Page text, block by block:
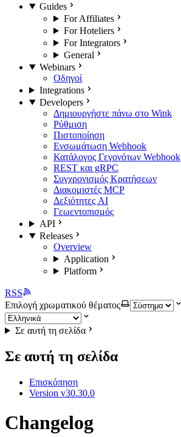
Guides
For Affiliates
For Hoteliers
For Integrators
General
Webinars
Οδηγοί
Integrations
Developers
Δημιουργήστε πάνω στο Wink
Ρύθμιση
Πιστοποίηση
Ενσωμάτωση Webhook
Κατάλογος Γεγονότων Webhook
REST και gRPC
Συγχρονισμός Κρατήσεων
Διακομιστές MCP
Δεξιότητες AI
Γεωεντοπισμός
API
Releases
Overview
Application
Platform
RSS
Επιλογή χρωματικού θέματος
Σε αυτή τη σελίδα
Σε αυτή τη σελίδα
Επισκόπηση
Version v30.30.0
Changelog